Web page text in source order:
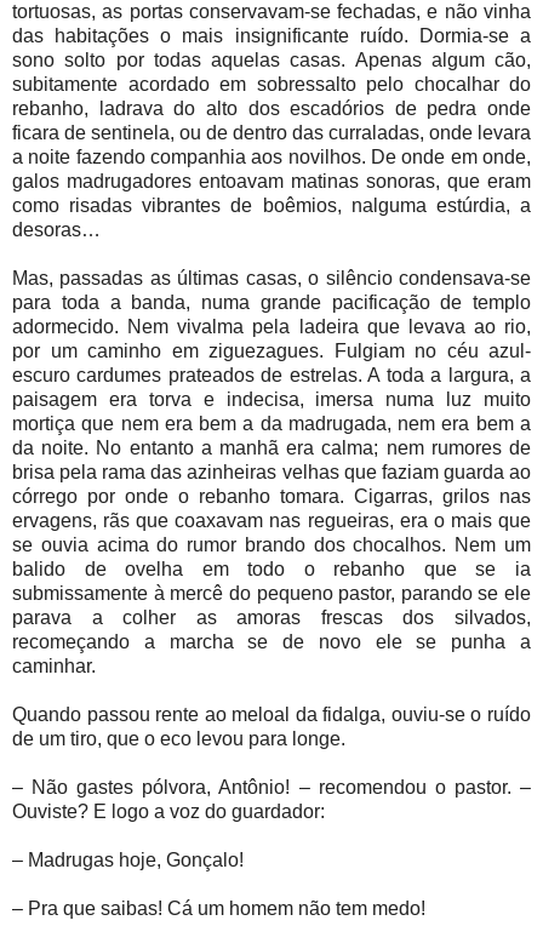
tortuosas, as portas conservavam-se fechadas, e não vinha
das habitações o mais insignificante ruído. Dormia-se a
sono solto por todas aquelas casas. Apenas algum cão,
subitamente acordado em sobressalto pelo chocalhar do
rebanho, ladrava do alto dos escadórios de pedra onde
ficara de sentinela, ou de dentro das curraladas, onde levara
a noite fazendo companhia aos novilhos. De onde em onde,
galos madrugadores entoavam matinas sonoras, que eram
como risadas vibrantes de boêmios, nalguma estúrdia, a
desoras…
Mas, passadas as últimas casas, o silêncio condensava-se
para toda a banda, numa grande pacificação de templo
adormecido. Nem vivalma pela ladeira que levava ao rio,
por um caminho em ziguezagues. Fulgiam no céu azul-
escuro cardumes prateados de estrelas. A toda a largura, a
paisagem era torva e indecisa, imersa numa luz muito
mortiça que nem era bem a da madrugada, nem era bem a
da noite. No entanto a manhã era calma; nem rumores de
brisa pela rama das azinheiras velhas que faziam guarda ao
córrego por onde o rebanho tomara. Cigarras, grilos nas
ervagens, rãs que coaxavam nas regueiras, era o mais que
se ouvia acima do rumor brando dos chocalhos. Nem um
balido de ovelha em todo o rebanho que se ia
submissamente à mercê do pequeno pastor, parando se ele
parava a colher as amoras frescas dos silvados,
recomeçando a marcha se de novo ele se punha a
caminhar.
Quando passou rente ao meloal da fidalga, ouviu-se o ruído
de um tiro, que o eco levou para longe.
– Não gastes pólvora, Antônio! – recomendou o pastor. –
Ouviste? E logo a voz do guardador:
– Madrugas hoje, Gonçalo!
– Pra que saibas! Cá um homem não tem medo!